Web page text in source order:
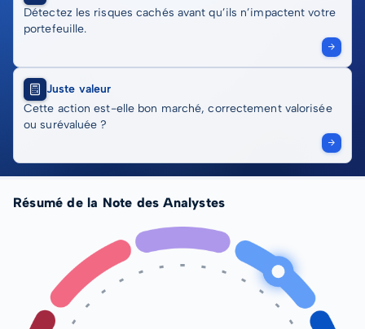
Détectez les risques cachés avant qu’ils n’impactent votre
portefeuille.
Juste valeur
Cette action est-elle bon marché, correctement valorisée
ou surévaluée ?
Résumé de la Note des Analystes